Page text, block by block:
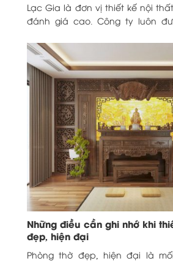
Lạc Gia là đơn vị thiết kế nội
đánh giá cao. Công ty luôn
Những điều cần ghi nhớ khi
đẹp, hiện đại
Phòng thờ đẹp, hiện đại là